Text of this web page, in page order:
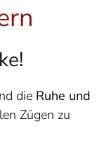
die Ruhe und
Zügen zu